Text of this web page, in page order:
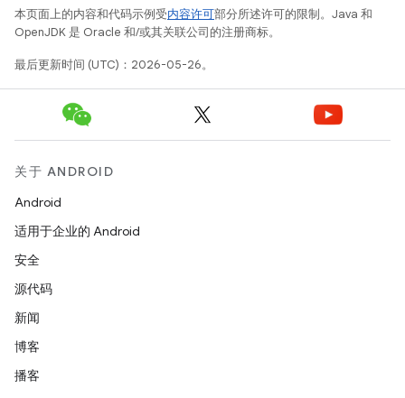
本页面上的内容和代码示例受内容许可部分所述许可的限制。Java 和
OpenJDK 是 Oracle 和/或其关联公司的注册商标。
最后更新时间 (UTC)：2026-05-26。
关于 ANDROID
Android
适用于企业的 Android
安全
源代码
新闻
博客
播客